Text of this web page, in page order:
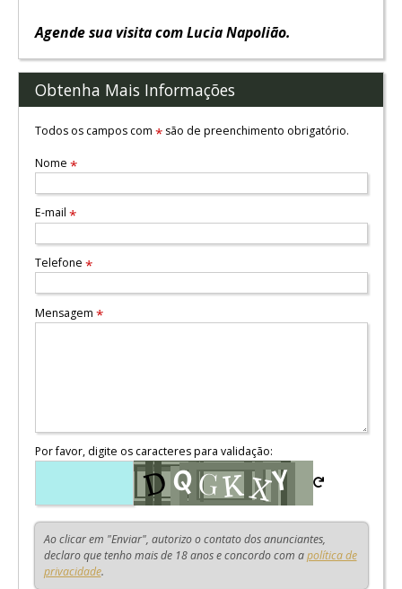
Agende sua visita com Lucia Napolião.
Obtenha Mais Informações
Todos os campos com *são de preenchimento obrigatório.
Nome *
E-mail *
Telefone *
Mensagem *
Por favor, digite os caracteres para validação:
Ao clicar em "Enviar", autorizo o contato dos anunciantes,
declaro que tenho mais de 18 anos e concordo com apolítica de
privacidade.